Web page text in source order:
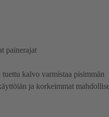
painerajat
kalvo varmistaa pisimmän
ja korkeimmat